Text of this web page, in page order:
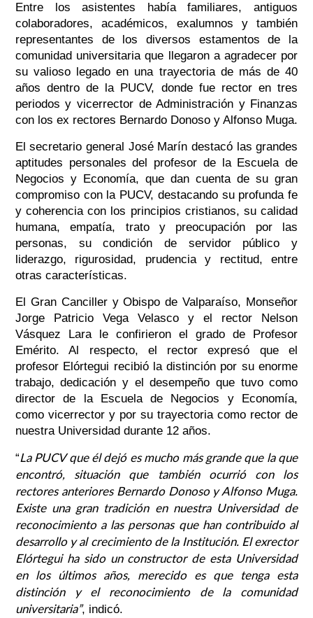
Entre los asistentes había familiares, antiguos
colaboradores, académicos, exalumnos y también
representantes de los diversos estamentos de la
comunidad universitaria que llegaron a agradecer por
su valioso legado en una trayectoria de más de 40
años dentro de la PUCV, donde fue rector en tres
periodos y vicerrector de Administración y Finanzas
con los ex rectores Bernardo Donoso y Alfonso Muga.
El secretario general José Marín destacó las grandes
aptitudes personales del profesor de la Escuela de
Negocios y Economía, que dan cuenta de su gran
compromiso con la PUCV, destacando su profunda fe
y coherencia con los principios cristianos, su calidad
humana, empatía, trato y preocupación por las
personas, su condición de servidor público y
liderazgo, rigurosidad, prudencia y rectitud, entre
otras características.
El Gran Canciller y Obispo de Valparaíso, Monseñor
Jorge Patricio Vega Velasco y el rector Nelson
Vásquez Lara le confirieron el grado de Profesor
Emérito. Al respecto, el rector expresó que el
profesor Elórtegui recibió la distinción por su enorme
trabajo, dedicación y el desempeño que tuvo como
director de la Escuela de Negocios y Economía,
como vicerrector y por su trayectoria como rector de
nuestra Universidad durante 12 años.
“La PUCV que él dejó es mucho más grande que la que
encontró, situación que también ocurrió con los
rectores anteriores Bernardo Donoso y Alfonso Muga.
Existe una gran tradición en nuestra Universidad de
reconocimiento a las personas que han contribuido al
desarrollo y al crecimiento de la Institución. El exrector
Elórtegui ha sido un constructor de esta Universidad
en los últimos años, merecido es que tenga esta
distinción y el reconocimiento de la comunidad
universitaria”, indicó.